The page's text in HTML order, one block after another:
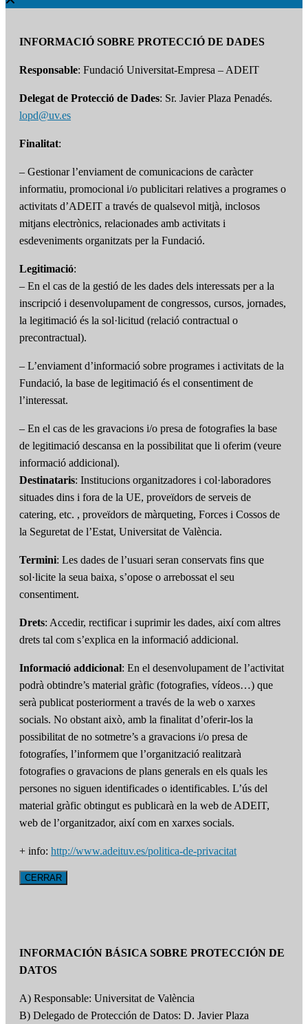
INFORMACIÓ SOBRE PROTECCIÓ DE DADES
Responsable: Fundació Universitat-Empresa – ADEIT
Delegat de Protecció de Dades: Sr. Javier Plaza Penadés.
lopd@uv.es
Finalitat:
– Gestionar l’enviament de comunicacions de caràcter
informatiu, promocional i/o publicitari relatives a programes o
activitats d’ADEIT a través de qualsevol mitjà, inclosos
mitjans electrònics, relacionades amb activitats i
esdeveniments organitzats per la Fundació.
Legitimació:
– En el cas de la gestió de les dades dels interessats per a la
inscripció i desenvolupament de congressos, cursos, jornades,
la legitimació és la sol·licitud (relació contractual o
precontractual).
– L’enviament d’informació sobre programes i activitats de la
Fundació, la base de legitimació és el consentiment de
l’interessat.
– En el cas de les gravacions i/o presa de fotografies la base
de legitimació descansa en la possibilitat que li oferim (veure
informació addicional).
Destinataris: Institucions organitzadores i col·laboradores
situades dins i fora de la UE, proveïdors de serveis de
catering, etc. , proveïdors de màrqueting, Forces i Cossos de
la Seguretat de l’Estat, Universitat de València.
Termini: Les dades de l’usuari seran conservats fins que
sol·licite la seua baixa, s’opose o arrebossat el seu
consentiment.
Drets: Accedir, rectificar i suprimir les dades, així com altres
drets tal com s’explica en la informació addicional.
Informació addicional: En el desenvolupament de l’activitat
podrà obtindre’s material gràfic (fotografies, vídeos…) que
serà publicat posteriorment a través de la web o xarxes
socials. No obstant això, amb la finalitat d’oferir-los la
possibilitat de no sotmetre’s a gravacions i/o presa de
fotografíes, l’informem que l’organització realitzarà
fotografies o gravacions de plans generals en els quals les
persones no siguen identificades o identificables. L’ús del
material gràfic obtingut es publicarà en la web de ADEIT,
web de l’organitzador, així com en xarxes socials.
+ info: http://www.adeituv.es/politica-de-privacitat
CERRAR
INFORMACIÓN BÁSICA SOBRE PROTECCIÓN DE
DATOS
A) Responsable: Universitat de València
B) Delegado de Protección de Datos: D. Javier Plaza